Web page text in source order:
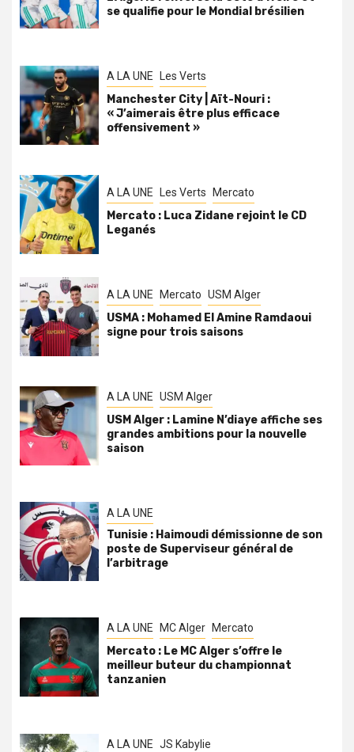
se qualifie pour le Mondial brésilien
A LA UNE Les Verts
Manchester City | Aït-Nouri :
« J’aimerais être plus efficace
offensivement »
A LA UNE Les Verts Mercato
Mercato : Luca Zidane rejoint le CD
Leganés
A LA UNE Mercato USM Alger
USMA : Mohamed El Amine Ramdaoui
signe pour trois saisons
A LA UNE USM Alger
USM Alger : Lamine N’diaye affiche ses
grandes ambitions pour la nouvelle
saison
A LA UNE
Tunisie : Haimoudi démissionne de son
poste de Superviseur général de
l’arbitrage
A LA UNE MC Alger Mercato
Mercato : Le MC Alger s’offre le
meilleur buteur du championnat
tanzanien
A LA UNE JS Kabylie